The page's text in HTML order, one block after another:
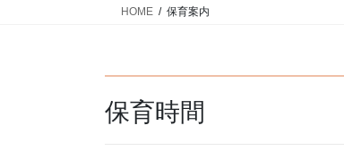
HOME 保育案内
保育時間